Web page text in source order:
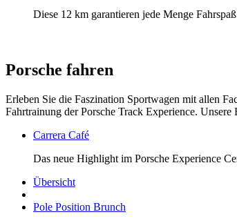
Diese 12 km garantieren jede Menge
Porsche fahren
Erleben Sie die Faszination Sportwagen mit allen
Fahrtrainung der Porsche Track Experience.
Carrera Café
Das neue Highlight im Porsche Experience
Übersicht
Pole Position Brunch